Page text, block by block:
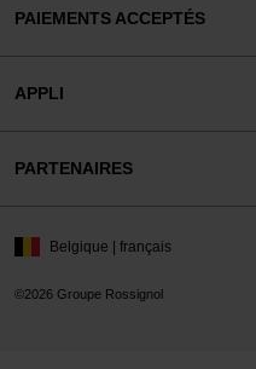
PAIEMENTS ACCEPTÉS
APPLI
PARTENAIRES
©2026 Groupe Rossignol
Belgique | français